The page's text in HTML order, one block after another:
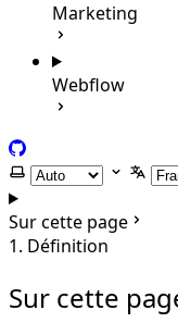
Marketing
Webflow
GitHub
Selectionner le
Sur cette page
1. Définition
Sur cette